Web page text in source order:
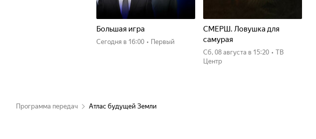
Большая игра
Сегодня в 16:00 • Первый
СМЕРШ. Ловушка для
самурая
сб, 08 августа в 15:20 • ТВ
Центр
Программа передач Атлас будущей Земли